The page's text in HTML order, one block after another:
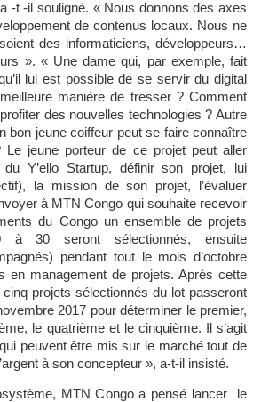
-t -il souligné. « Nous donnons des axes
de contenus locaux. Nous ne
des informaticiens, développeurs…
». « Une dame qui, par exemple, fait
lui est possible de se servir du digital
manière de tresser ? Comment
des nouvelles technologies ? Autre
bon jeune coiffeur peut se faire connaître
jeune porteur de ce projet peut aller
du Y’ello Startup, définir son projet, lui
la mission de son projet, l’évaluer
à MTN Congo qui souhaite recevoir
du Congo un ensemble de projets
à 30 seront sélectionnés, ensuite
pendant tout le mois d’octobre
en management de projets. Après cette
cinq projets sélectionnés du lot passeront
2017 pour déterminer le premier,
le quatrième et le cinquième. Il s’agit
peuvent être mis sur le marché tout de
à son concepteur », a-t-il insisté.
MTN Congo a pensé lancer le